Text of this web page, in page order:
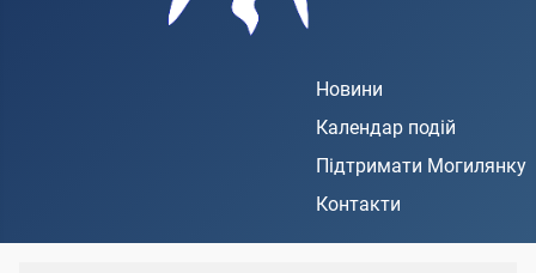
Новини
Календар подій
Підтримати Могилянку
Контакти